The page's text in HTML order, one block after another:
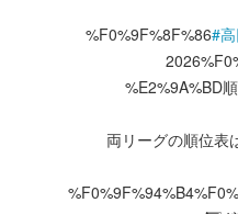
%F0%9F%8F%86#
%E2%9A%BD
両リーグの順位表